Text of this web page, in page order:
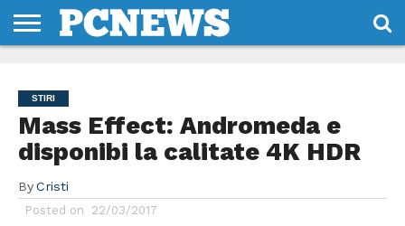
NOI
SI
CONDITII
STIRI
Mass Effect: Andromeda e
disponibi la calitate 4K HDR
By Cristi
Posted on 22/03/2017